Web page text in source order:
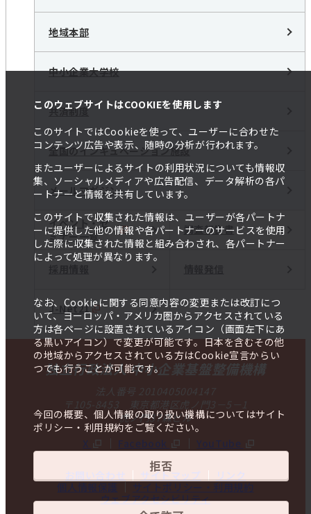
このウェブサイトはCOOKIEを使用します
このサイトではCookieを使って、ユーザーに合わせた
コンテンツ広告や表示、随時の分析が行われます。
またユーザーによるサイトの利用状況についても情報収
集、ソーシャルメディアや広告配信、データ解析の各パ
ートナーと情報を共有しています。
このサイトで収集された情報は、ユーザーが各パートナ
ーに提供した他の情報や各パートナーのサービスを使用
した際に収集された情報と組み合わされ、各パートナー
によって処理が異なります。
なお、Cookieに関する同意内容の変更または改訂につ
いて、ヨーロッパ・アメリカ圏からアクセスされている
方は各ページに設置されているアイコン（画面左下にあ
る黒いアイコン）で変更が可能です。日本を含むその他
の地域からアクセスされている方はCookie宣言からい
つでも行うことが可能です。
今回の概要、個人情報の取り扱い機構についてはサイト
ポリシー・利用規約をご覧ください。
拒否
地域本部
中小企業大学校
共済制度
全国のインキュベーション施設
メールマガジン
イベント・セ
ミナー一覧
調査報告書
J-Net21
独立行政法人 中小企業基盤整備機構
法人番号 2010405004147
〒105-8453 東京都港区虎ノ門3－5－1
虎ノ門37森ビル
X
Facebook YouTube
お問い合わせ サイトマップ
リンク
個人情報保護
サイトポリシー・利用規約
ウェブアクセシビリティ